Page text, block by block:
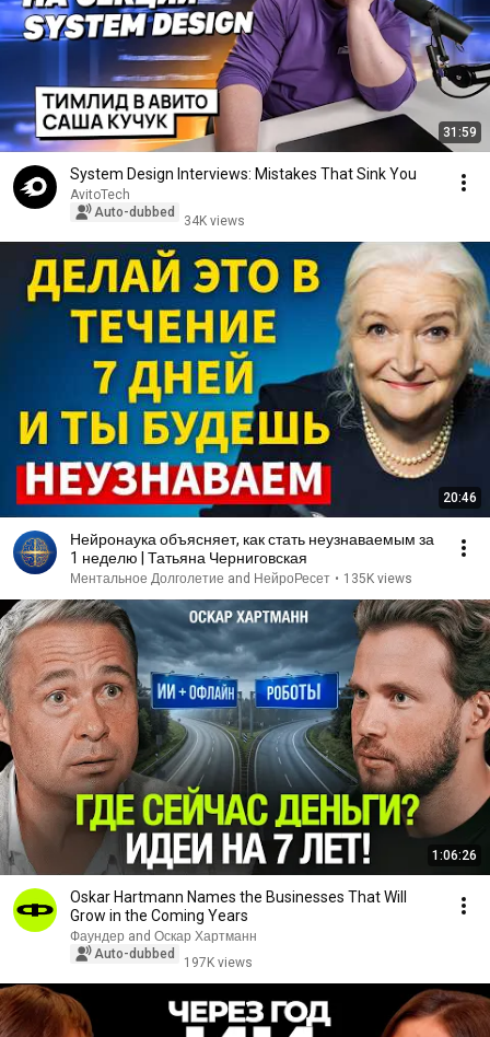
31:59
System Design Interviews: Mistakes That Sink You
AvitoTech
Auto-dubbed
34K views
20:46
Нейронаука объясняет, как стать неузнаваемым за
1 неделю | Татьяна Черниговская
Ментальное Долголетие and НейроРесет • 135K views
1:06:26
Oskar Hartmann Names the Businesses That Will
Grow in the Coming Years
Фаундер and Оскар Хартманн
Auto-dubbed
197K views